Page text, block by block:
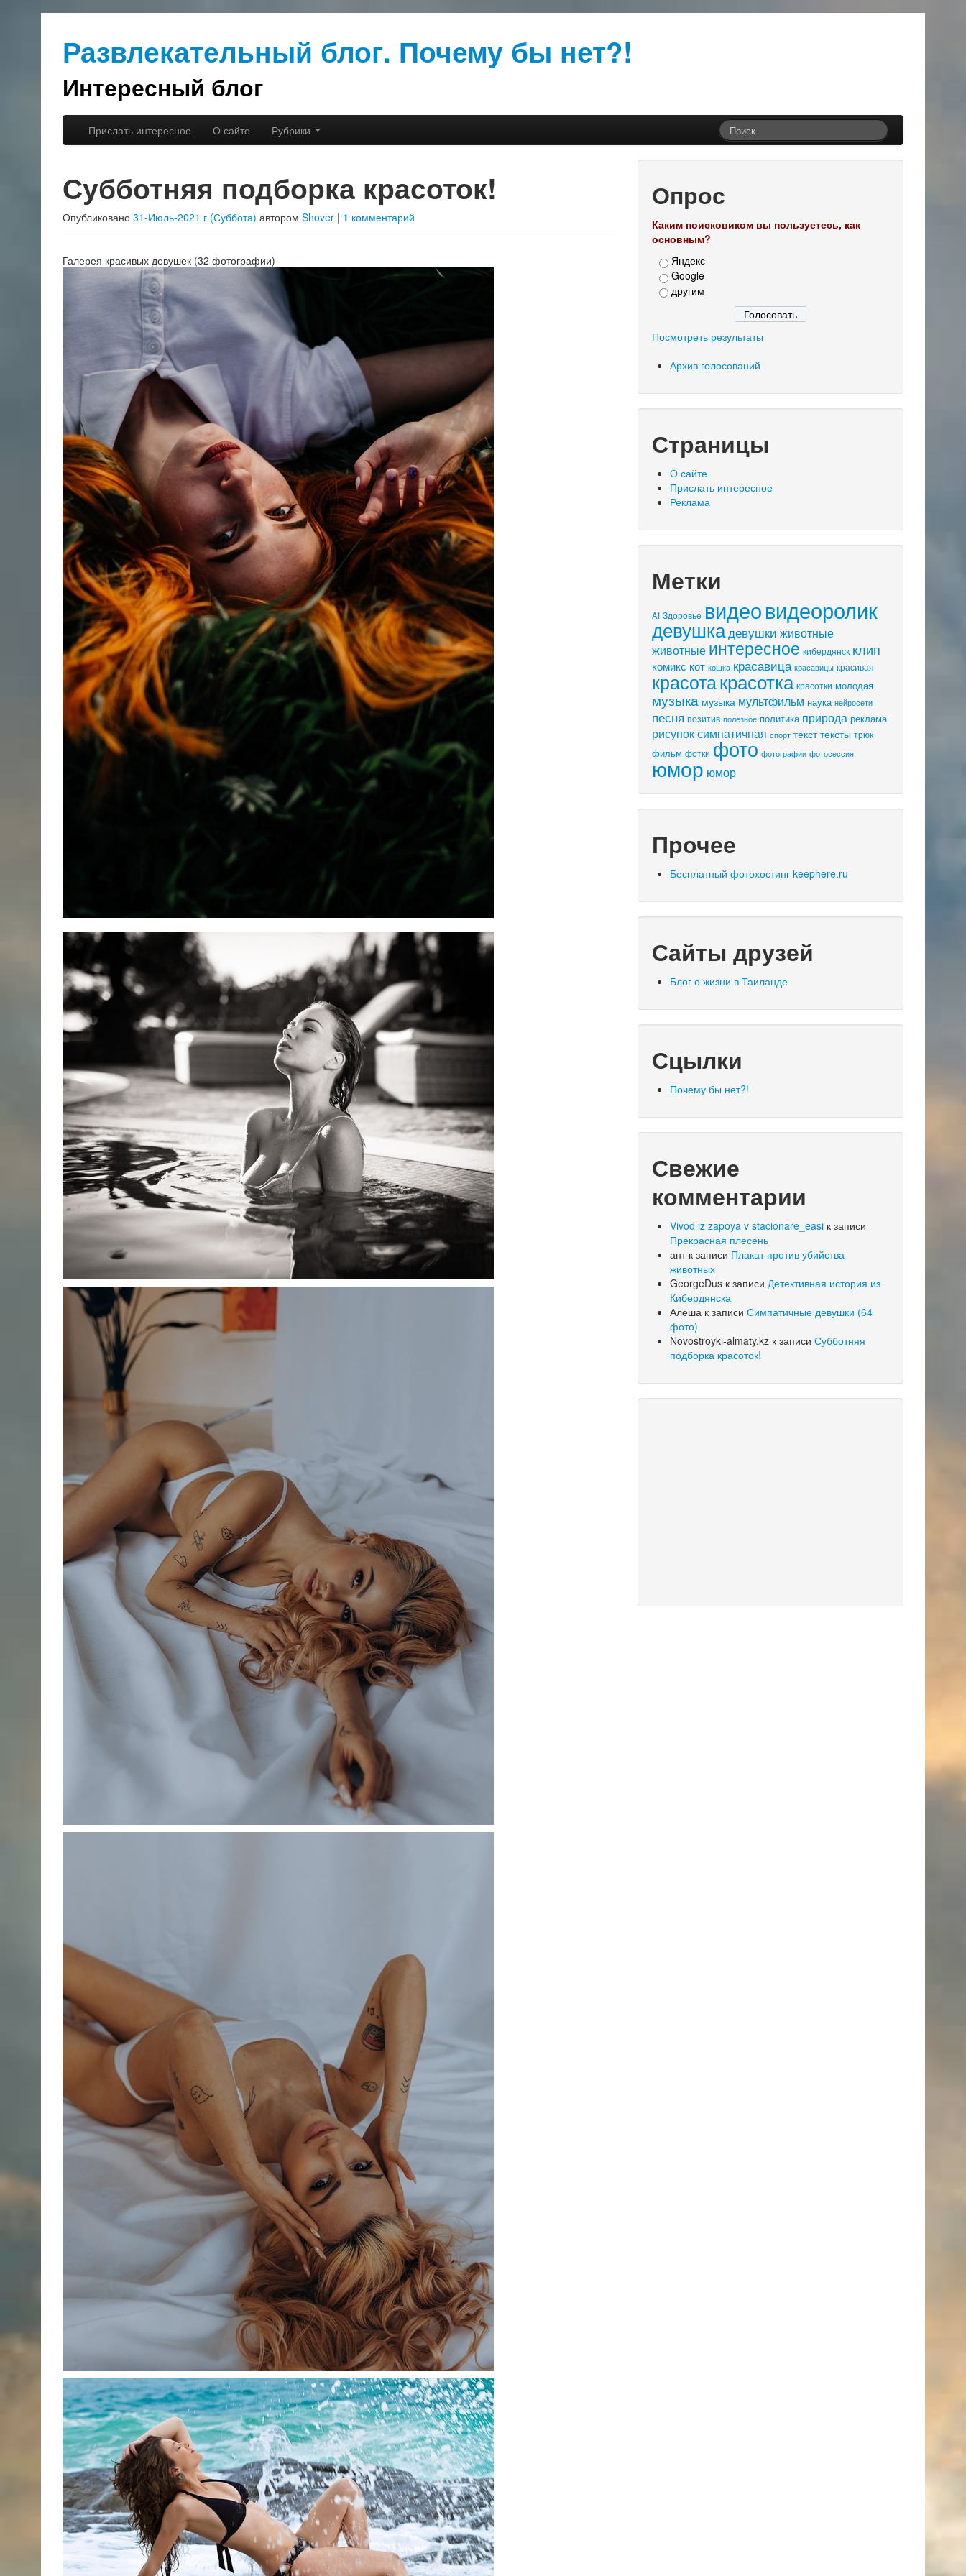
Развлекательный блог. Почему бы нет?!
Интересный блог
Главное меню
Прислать интересное О сайте Рубрики
Субботняя подборка красоток!
Опубликовано 31-Июль-2021 г (Суббота) автором Shover | 1 комментарий
Галерея красивых девушек (32 фотографии)
Опрос
Каким поисковиком вы пользуетесь, как
основным?
Яндекс
Google
другим
Посмотреть результаты
Архив голосований
Страницы
О сайте
Прислать интересное
Реклама
Метки
AI Здоровье видеовидеоролик
девушка девушки животные
животные интересное кибердянск клип
комикс кот кошка красавица красавицы красивая
красотакрасотка красотки молодая
музыка музыка мультфильм наука нейросети
песня позитив полезное политика природа реклама
рисуноксимпатичная спорт текст тексты трюк
фильм фотки фото фотографии фотосессия
юмор юмор
Прочее
Бесплатный фотохостинг keephere.ru
Сайты друзей
Блог о жизни в Таиланде
Сцылки
Почему бы нет?!
Свежие
комментарии
Vivod iz zapoya v stacionare_easi к записи
Прекрасная плесень
антк записи Плакат против убийства
животных
GeorgeDus к записи Детективная история из
Кибердянска
Алёша к записи Симпатичные девушки (64
фото)
Novostroyki-almaty.kz к записи Субботняя
подборка красоток!